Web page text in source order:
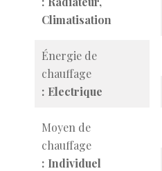
Climatisation
Énergie de
chauffage
Electrique
Moyen de
chauffage
Individuel